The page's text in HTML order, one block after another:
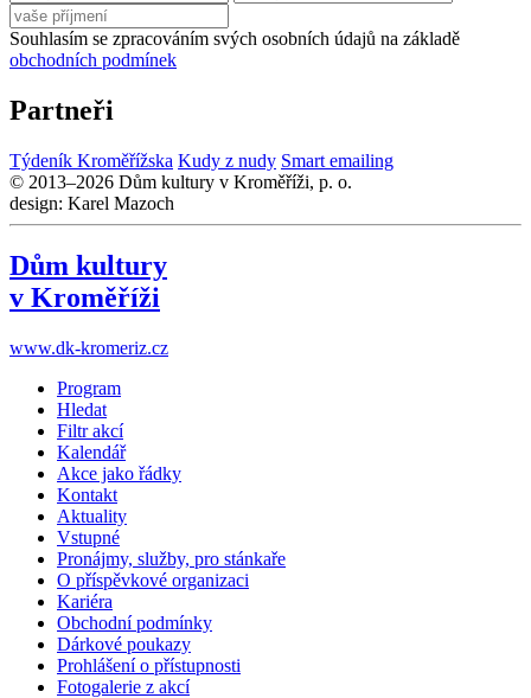
Souhlasím se zpracováním svých osobních údajů na základě
obchodních podmínek
Partneři
Týdeník Kroměřížska Kudy z nudy Smart emailing
© 2013–2026 Dům kultury v Kroměříži, p. o.
design: Karel Mazoch
Dům kultury
v Kroměříži
www.dk-kromeriz.cz
Program
Hledat
Filtr akcí
Kalendář
Akce jako řádky
Kontakt
Aktuality
Vstupné
Pronájmy, služby, pro stánkaře
O příspěvkové organizaci
Kariéra
Obchodní podmínky
Dárkové poukazy
Prohlášení o přístupnosti
Fotogalerie z akcí